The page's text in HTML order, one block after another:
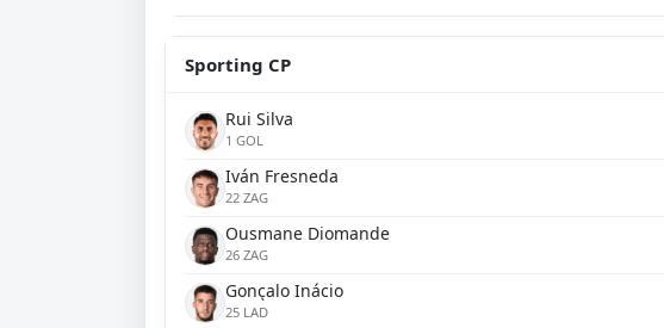
Sporting CP
Rui Silva
1 GOL
Iván Fresneda
22 ZAG
Ousmane Diomande
26 ZAG
Gonçalo Inácio
25 LAD